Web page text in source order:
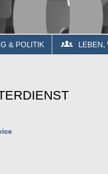
& POLITIK LEBEN,